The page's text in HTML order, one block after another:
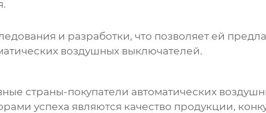
и разработки, что позволяет ей
воздушных выключателей.
страны-покупатели автоматических
успеха являются качество продукции,